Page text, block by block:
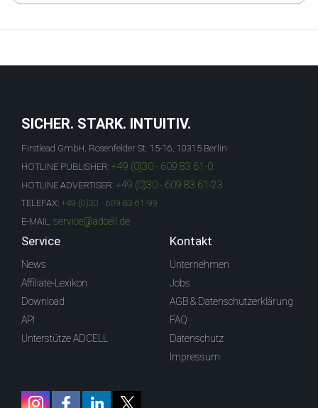
SICHER. STARK. INTUITIV.
Firstlead GmbH, Rosenfelder St. 15-16, 10315 Berlin
HOTLINE PUBLISHER: +49 (0)30 - 609 83 61-0
HOTLINE ADVERTISER: +49 (0)30 - 609 83 61-23
TELEFAX: +49 (0)30 - 609 83 61-99
E-MAIL: service@adcell.de
Service
News
Affiliate-Lexikon
Download
API
Unterstütze ADCELL
Kontakt
Unternehmen
Jobs
AGB & Datenschutzerklärung
FAQ
Datenschutz
Impressum